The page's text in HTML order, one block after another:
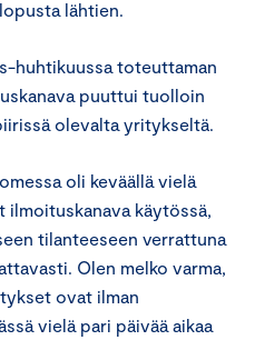
lähtien.
huhtikuussa toteuttaman
puuttui tuolloin
olevalta yritykseltä.
oli keväällä vielä
käytössä,
tilanteeseen verrattuna
Olen melko varma,
ovat ilman
vielä pari päivää aikaa